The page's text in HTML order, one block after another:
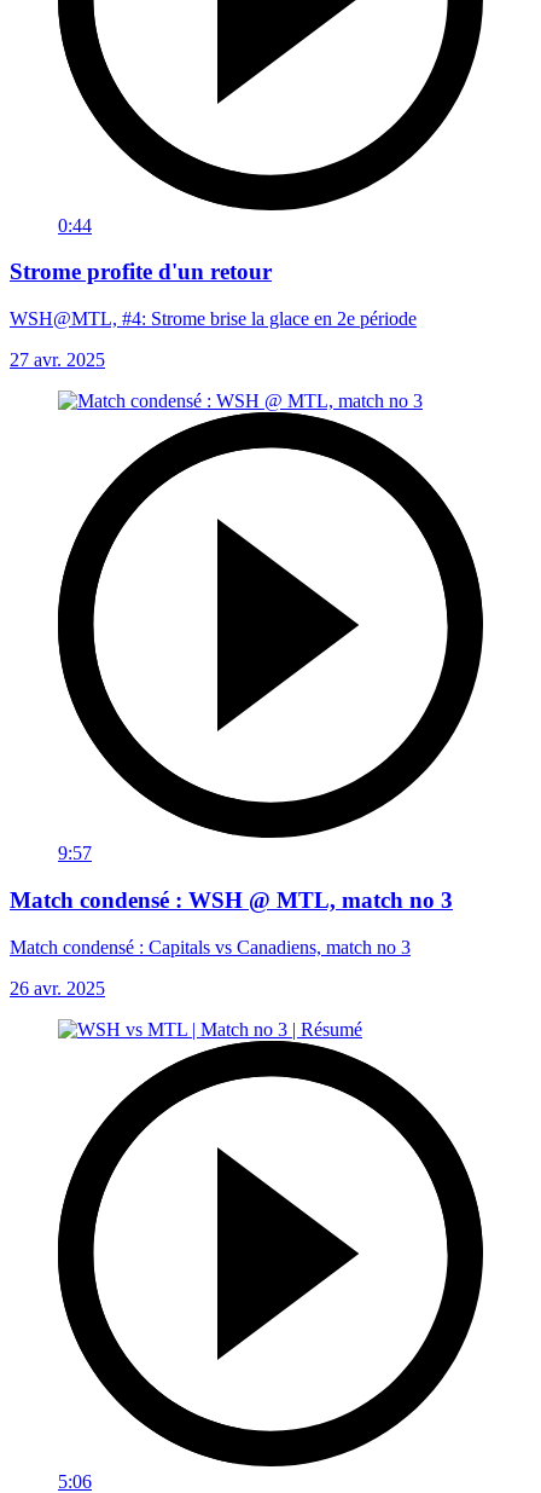
0:44
Strome profite d'un retour
WSH@MTL, #4: Strome brise la glace en 2e période
27 avr. 2025
9:57
Match condensé : WSH @ MTL, match no 3
Match condensé : Capitals vs Canadiens, match no 3
26 avr. 2025
5:06